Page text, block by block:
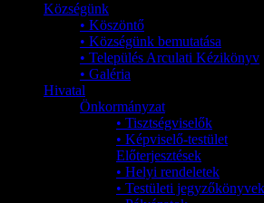
Községünk
• Köszöntő
• Községünk bemutatása
• Település Arculati Kézikönyv
• Galéria
Hivatal
Önkormányzat
• Tisztségviselők
• Képviselő-testület
Előterjesztések
• Helyi rendeletek
• Testületi jegyzőkönyvek